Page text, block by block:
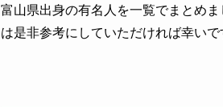
富山県出身の有名人を一覧でまとめ
は是非参考にしていただければ幸いで